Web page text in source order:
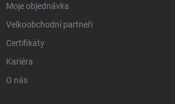
Moje objednávka
Velkoobchodní partneři
Certifikáty
Kariéra
O nás